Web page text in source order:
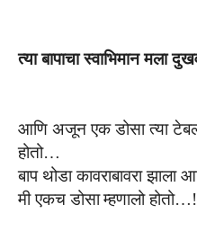
त्या बापाचा स्वाभिमान मला
आणि अजून एक डोसा त्या
होतो…
बापथोडाकावराबावरा झाला
मी एकच डोसाम्हणालोहोतो…!